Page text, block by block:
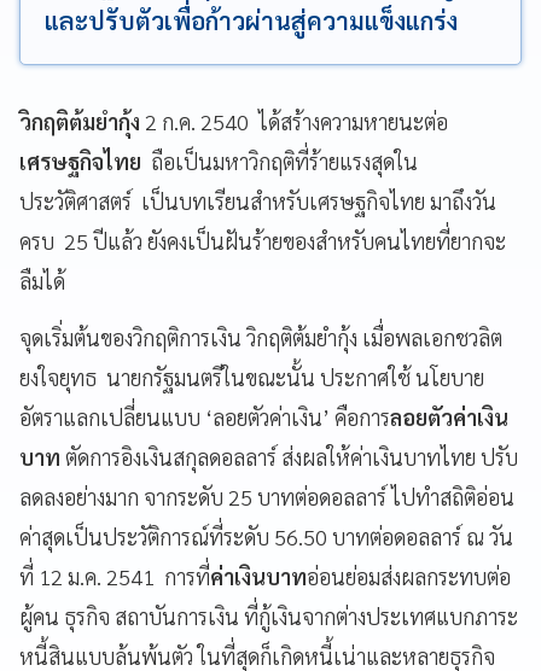
และปรับตัวเพื่อก้าวผ่านสู่ความแข็งแกร่ง
วิกฤติต้มยำกุ้ง 2 ก.ค. 2540 ได้สร้างความหายนะต่อ
เศรษฐกิจไทย ถือเป็นมหาวิกฤติที่ร้ายแรงสุดใน
ประวัติศาสตร์ เป็นบทเรียนสำหรับเศรษฐกิจไทย มาถึงวัน
ครบ 25 ปีแล้ว ยังคงเป็นฝันร้ายของสำหรับคนไทยที่ยากจะ
ลืมได้
จุดเริ่มต้นของวิกฤติการเงิน วิกฤติต้มยำกุ้ง เมื่อพลเอกชวลิต
ยงใจยุทธ นายกรัฐมนตรีในขณะนั้น ประกาศใช้ นโยบาย
อัตราแลกเปลี่ยนแบบ ‘ลอยตัวค่าเงิน’ คือการลอยตัวค่าเงิน
บาท ตัดการอิงเงินสกุลดอลลาร์ ส่งผลให้ค่าเงินบาทไทย ปรับ
ลดลงอย่างมาก จากระดับ 25 บาทต่อดอลลาร์ ไปทำสถิติอ่อน
ค่าสุดเป็นประวัติการณ์ที่ระดับ 56.50 บาทต่อดอลลาร์ ณ วัน
ที่ 12 ม.ค. 2541 การที่ค่าเงินบาทอ่อนย่อมส่งผลกระทบต่อ
ผู้คน ธุรกิจ สถาบันการเงิน ที่กู้เงินจากต่างประเทศแบกภาระ
หนี้สินแบบล้นพ้นตัว ในที่สุดก็เกิดหนี้เน่าและหลายธุรกิจ